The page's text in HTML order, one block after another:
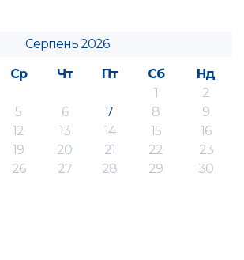
Серпень 2026
Ср Чт Пт Сб
Нд
1
2
5 6 7 8
9
12 13 14 15
16
19 20 21 22
23
26 27 28 29
30